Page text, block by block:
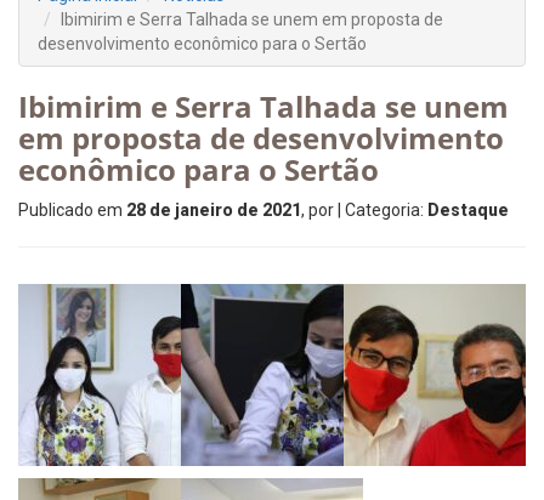
Ibimirim e Serra Talhada se unem em proposta de
desenvolvimento econômico para o Sertão
Ibimirim e Serra Talhada se unem
em proposta de desenvolvimento
econômico para o Sertão
Publicado em 28 de janeiro de 2021, por | Categoria: Destaque